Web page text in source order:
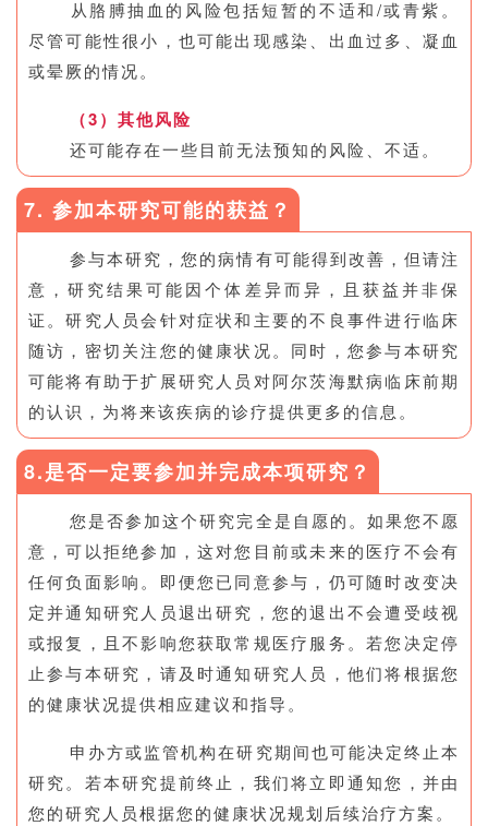
从胳膊抽血的风险包括短暂的不适和/或青紫。
尽管可能性很小，也可能出现感染、出血过多、凝血
或晕厥的情况。
（3）其他风险
还可能存在一些目前无法预知的风险、不适。
7. 参加本研究可能的获益？
参与本研究，您的病情有可能得到改善，但请注
意，研究结果可能因个体差异而异，且获益并非保
证。研究人员会针对症状和主要的不良事件进行临床
随访，密切关注您的健康状况。同时，您参与本研究
可能将有助于扩展研究人员对阿尔茨海默病临床前期
的认识，为将来该疾病的诊疗提供更多的信息。
8.是否一定要参加并完成本项研究？
您是否参加这个研究完全是自愿的。如果您不愿
意，可以拒绝参加，这对您目前或未来的医疗不会有
任何负面影响。即便您已同意参与，仍可随时改变决
定并通知研究人员退出研究，您的退出不会遭受歧视
或报复，且不影响您获取常规医疗服务。若您决定停
止参与本研究，请及时通知研究人员，他们将根据您
的健康状况提供相应建议和指导。
申办方或监管机构在研究期间也可能决定终止本
研究。若本研究提前终止，我们将立即通知您，并由
您的研究人员根据您的健康状况规划后续治疗方案。